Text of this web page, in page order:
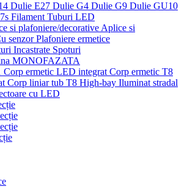
Dulie E27 Dulie G4 Dulie G9 Dulie GU10
Filament Tuburi LED
si plafoniere/decorative Aplice si
senzorPlafoniere ermetice
Incastrate Spoturi
MONOFAZATA
Corp ermetic LED integrat Corp ermetic T8
Corp liniar tub T8 High-bay Iluminat stradal
cu LED